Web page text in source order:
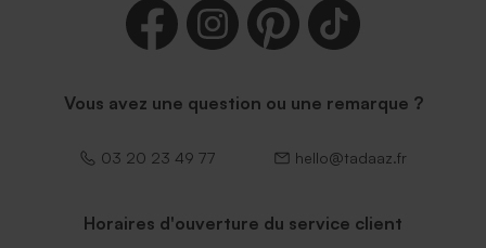
Vous avez une question ou une remarque ?
03 20 23 49 77 hello@tadaaz.fr
Horaires d'ouverture du service client